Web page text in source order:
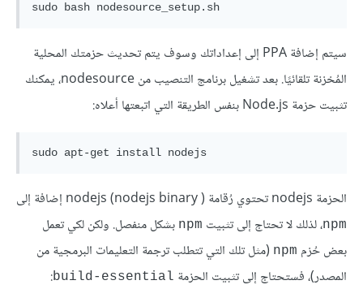
sudo bash nodesource_setup.sh
سيتم إضافة PPA إلى إعداداتك وسوف يتم تحديث حزمتك المحلية
المُخزنة تلقائيًا. بعد تشغيل برنامج التنصيب من nodesource، يمكنك
تثبيت حزمة Node.js بنفس الطريقة التي اتبعتها أعلاه:
sudo apt-get install nodejs
الحزمة nodejs تحتوي رُقامة nodejs (nodejs binary ) إضافة إلى
npm، لذلك لا تحتاج إلى تثبيت npm بشكل منفصل. ولكن لكي تعمل
بعض حُزم npm (مثل تلك التي تتطلب ترجمة التعليمات البرمجية من
المصدر)، فستحتاج إلى تثبيت الحزمة build-essential
: